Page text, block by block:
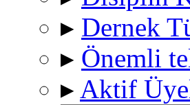
▸ Dernek
▸ Önemli
▸ Aktif